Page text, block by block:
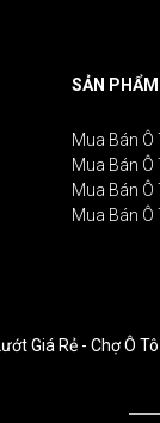
SẢN PHẨM
Mua Bán Ô
Mua Bán Ô
Mua Bán Ô
Mua Bán
Giá Rẻ - Chợ Ô